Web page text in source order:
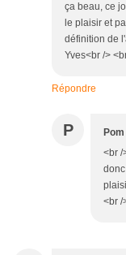
ça beau, ce
le plaisir et
définition de
Yves<br />
Répondre
P Pom
<br /
<br /